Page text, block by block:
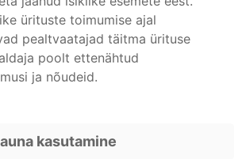
ürituste toimumise ajal
pealtvaatajad täitma ürituse
poolt ettenähtud
ja nõudeid.
kasutamine